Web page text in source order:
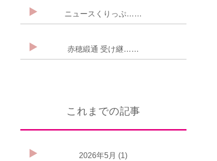
ニュースくりっぷ……
赤穂緞通 受け継……
これまでの記事
2026年5月 (1)